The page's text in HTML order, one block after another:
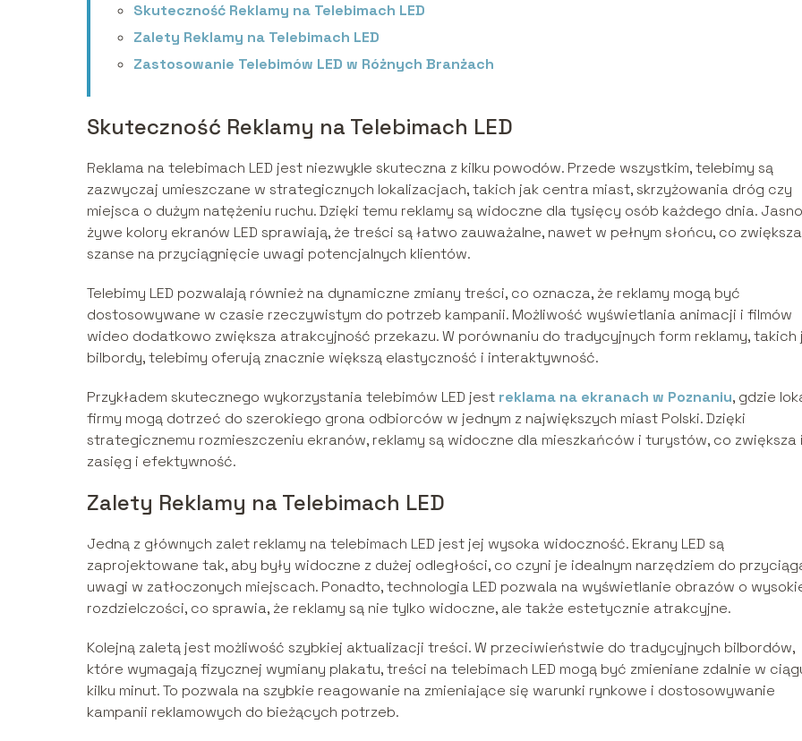
Skuteczność Reklamy na Telebimach LED
Zalety Reklamy na Telebimach LED
Zastosowanie Telebimów LED w Różnych Branżach
Skuteczność Reklamy na Telebimach LED
Reklama na telebimach LED jest niezwykle skuteczna z kilku powodów. Przede wszystkim, telebimy są
zazwyczaj umieszczane w strategicznych lokalizacjach, takich jak centra miast, skrzyżowania dróg czy
miejsca o dużym natężeniu ruchu. Dzięki temu reklamy są widoczne dla tysięcy osób każdego dnia.
żywe kolory ekranów LED sprawiają, że treści są łatwo zauważalne, nawet w pełnym słońcu, co zwiększa
szanse na przyciągnięcie uwagi potencjalnych klientów.
Telebimy LED pozwalają również na dynamiczne zmiany treści, co oznacza, że reklamy mogą być
dostosowywane w czasie rzeczywistym do potrzeb kampanii. Możliwość wyświetlania animacji i filmów
wideo dodatkowo zwiększa atrakcyjność przekazu. W porównaniu do tradycyjnych form reklamy, takich
bilbordy, telebimy oferują znacznie większą elastyczność i interaktywność.
Przykładem skutecznego wykorzystania telebimów LED jest reklama na ekranach w Poznaniu, gdzie
firmy mogą dotrzeć do szerokiego grona odbiorców w jednym z największych miast Polski. Dzięki
strategicznemu rozmieszczeniu ekranów, reklamy są widoczne dla mieszkańców i turystów, co zwiększa
zasięg i efektywność.
Zalety Reklamy na Telebimach LED
Jedną z głównych zalet reklamy na telebimach LED jest jej wysoka widoczność. Ekrany LED są
zaprojektowane tak, aby były widoczne z dużej odległości, co czyni je idealnym narzędziem do
uwagi w zatłoczonych miejscach. Ponadto, technologia LED pozwala na wyświetlanie obrazów o
rozdzielczości, co sprawia, że reklamy są nie tylko widoczne, ale także estetycznie atrakcyjne.
Kolejną zaletą jest możliwość szybkiej aktualizacji treści. W przeciwieństwie do tradycyjnych bilbordów,
które wymagają fizycznej wymiany plakatu, treści na telebimach LED mogą być zmieniane zdalnie w
kilku minut. To pozwala na szybkie reagowanie na zmieniające się warunki rynkowe i dostosowywanie
kampanii reklamowych do bieżących potrzeb.